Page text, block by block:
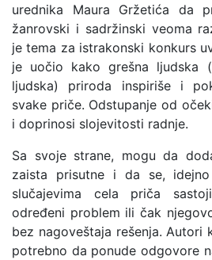
urednika Maura Gržetića da
žanrovski i sadržinski veoma
je tema za istrakonski konkurs
je uočio kako grešna ljudska
ljudska) priroda inspiriše i
svake priče. Odstupanje od
i doprinosi slojevitosti radnje.
Sa svoje strane, mogu da
zaista prisutne i da se,
slučajevima cela priča
određeni problem ili čak
bez nagoveštaja rešenja. Autori
potrebno da ponude odgovore